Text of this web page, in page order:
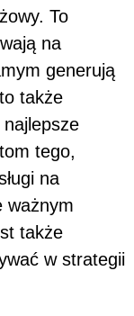
To
na
generują
także
tego,
na
ważnym
także
w strategii